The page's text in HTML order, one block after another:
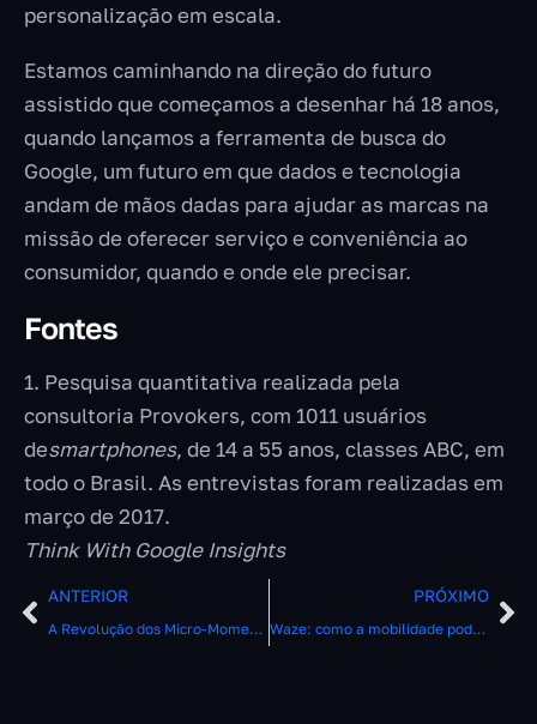
personalização em escala.
Estamos caminhando na direção do futuro
assistido que começamos a desenhar há 18 anos,
quando lançamos a ferramenta de busca do
Google, um futuro em que dados e tecnologia
andam de mãos dadas para ajudar as marcas na
missão de oferecer serviço e conveniência ao
consumidor, quando e onde ele precisar.
Fontes
1. Pesquisa quantitativa realizada pela
consultoria Provokers, com 1011 usuários
desmartphones, de 14 a 55 anos, classes ABC, em
todo o Brasil. As entrevistas foram realizadas em
março de 2017.
Think With Google Insights
ANTERIOR
A Revolução dos Micro-Momentos
PRÓXIMO
Waze: como a mobilidade pode gerar oportunidades para as marcas